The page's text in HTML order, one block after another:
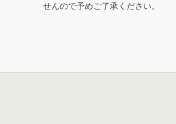
せんので予めご了承ください。